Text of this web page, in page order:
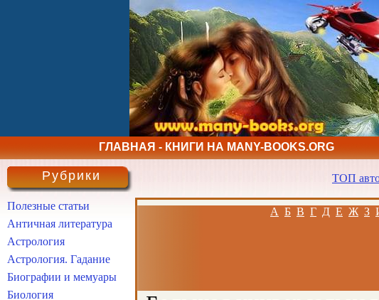
ГЛАВНАЯ - КНИГИ НА MANY-BOOKS.ORG
ТОП
А Б В Г Д Е Ж З
Рубрики
Полезные статьи
Античная литература
Астрология
Астрология. Гадание
Биографии и мемуары
Биология